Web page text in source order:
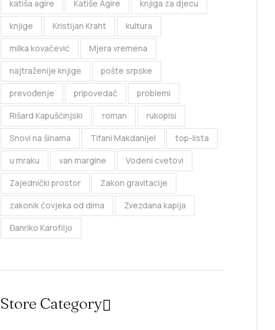
katiša agire Katiše Agire
knjiga za djecu
knjige
Kristijan Kraht
kultura
milka kovačević
Mjera vremena
najtraženije knjige
pošte srpske
prevođenje
pripovedač
problemi
Rišard Kapušćinjski
roman
rukopisi
Snovi na šinama
Tifani Makdanijel
top-lista
u mraku
van margine
Vodeni cvetovi
Zajednički prostor
Zakon gravitacije
zakonik čovjeka od dima
Zvezdana kapija
Đanriko Karofiljo
Store Category